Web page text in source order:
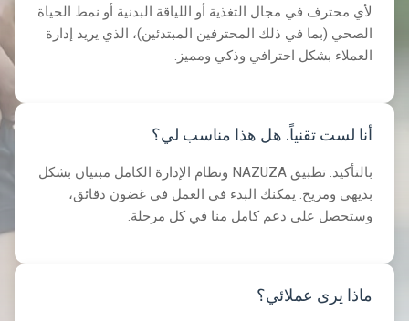
لأي محترف في مجال التغذية أو اللياقة البدنية أو نمط الحياة
الصحي (بما في ذلك المحترفين المبتدئين)، الذي يريد إدارة
العملاء بشكل احترافي وذكي ومميز.
أنا لست تقنياً. هل هذا مناسب لي؟
بالتأكيد. تطبيق NAZUZA ونظام الإدارة الكامل مبنيان بشكل
بديهي ومريح. يمكنك البدء في العمل في غضون دقائق،
وستحصل على دعم كامل منا في كل مرحلة.
ماذا يرى عملائي؟